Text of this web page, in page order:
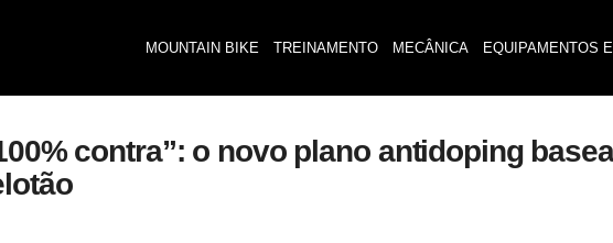
MOUNTAIN BIKE TREINAMENTO MECÂNICA EQUIPAMENTOS
contra”: o novo plano antidoping